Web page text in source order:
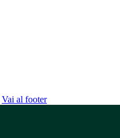
Vai al footer